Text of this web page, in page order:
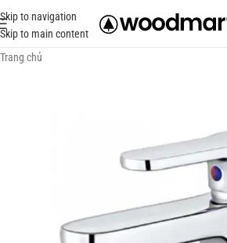
Skip to navigation
Skip to main content
Trang chủ